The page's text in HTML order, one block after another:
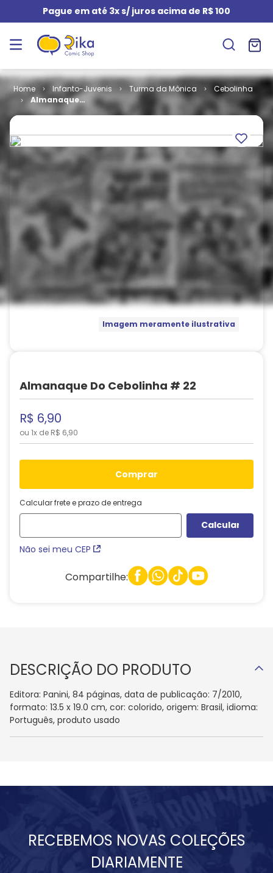
Pague em até 3x s/ juros acima de R$ 100
Infanto-Juvenis Turma da Mônica
Cebolinha
Almanaque
do Cebolinha
Imagem meramente ilustrativa
Almanaque Do Cebolinha # 22
R$ 6,90
ou 1x de R$ 6,90
comprar
Calcular frete e prazo de entrega
Não sei meu CEP
Compartilhe:
DESCRIÇÃO DO PRODUTO
Editora: Panini, 84 páginas, data de publicação: 7/2010,
formato: 13.5 x 19.0 cm, cor: colorido, origem: Brasil, idioma:
Português, produto usado
RECEBEMOS NOVAS COLEÇÕES
DIARIAMENTE